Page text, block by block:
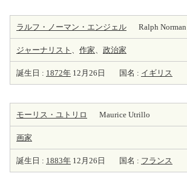
ラルフ・ノーマン・エンジェル Ralph
ジャーナリスト 、 作家、 政治家
誕生日 : 1872年 12月26日 国名 : イギリス
モーリス・ユトリロ Maurice Utrillo
画家
誕生日 : 1883年 12月26日 国名 : フランス